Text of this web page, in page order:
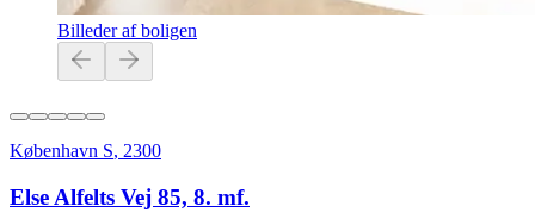
Billeder af boligen
København S, 2300
Else Alfelts Vej 85, 8. mf.